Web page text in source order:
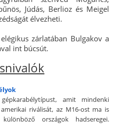
Júdás, Berlioz és Meigel
élvezheti.
zárlatában Bulgakov a
int búcsút.
amit mindenki
riválisát, az M16-ost ma is
országok hadseregei.